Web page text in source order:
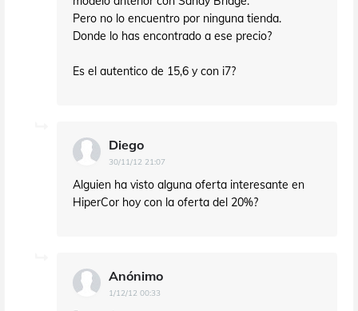
Pero no lo encuentro por ninguna tienda.
Donde lo has encontrado a ese precio?
Es el autentico de 15,6 y con i7?
Diego
30/11/12 21:07
Alguien ha visto alguna oferta interesante en
HiperCor hoy con la oferta del 20%?
Anónimo
1/12/12 00:33